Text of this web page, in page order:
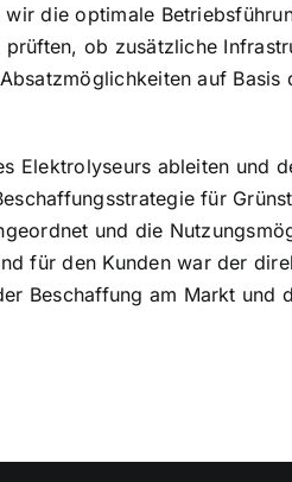
die optimale
ob zusätzliche
auf Basis
Elektrolyseurs ableiten und
für
und die
für den Kunden war der
Beschaffung am Markt und